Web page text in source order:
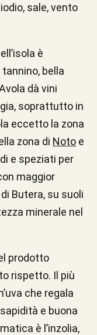
sale, vento
è
tannino, bella
dà vini
soprattutto in
eccetto la zona
zona di Noto e
e speziati per
maggior
Butera, su suoli
minerale nel
prodotto
rispetto. Il più
che regala
e buona
è l’inzolia,